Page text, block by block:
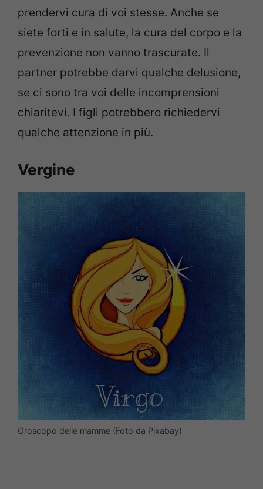
prendervi cura di voi stesse. Anche se
siete forti e in salute, la cura del corpo e la
prevenzione non vanno trascurate. Il
partner potrebbe darvi qualche delusione,
se ci sono tra voi delle incomprensioni
chiaritevi. I figli potrebbero richiedervi
qualche attenzione in più.
Vergine
Oroscopo delle mamme (Foto da Pixabay)